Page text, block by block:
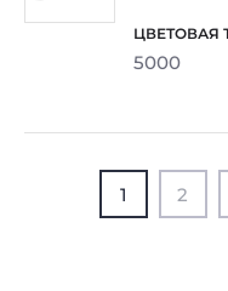
5000
1 2